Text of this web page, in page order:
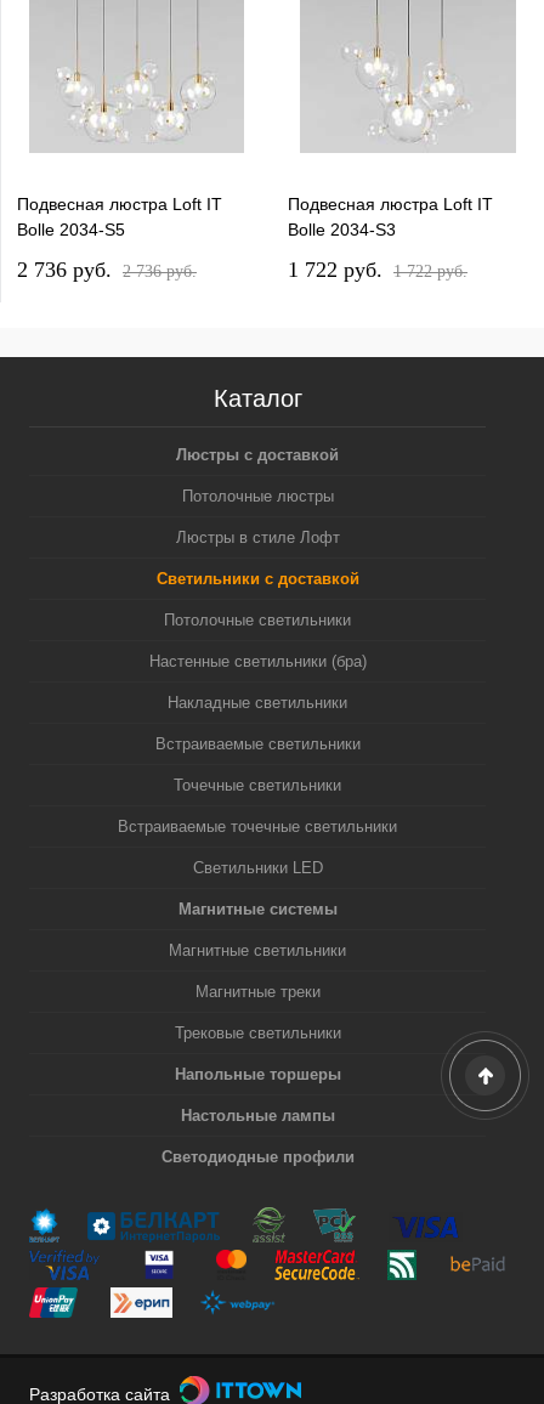
Подвесная люстра Loft IT
Bolle 2034-S5
2 736 pуб. 2 736 pуб.
Подвесная люстра Loft IT
Bolle 2034-S3
1 722 pуб. 1 722 pуб.
Каталог
Люстры с доставкой
Потолочные люстры
Люстры в стиле Лофт
Светильники с доставкой
Потолочные светильники
Настенные светильники (бра)
Накладные светильники
Встраиваемые светильники
Точечные светильники
Встраиваемые точечные светильники
Светильники LED
Магнитные системы
Магнитные светильники
Магнитные треки
Трековые светильники
Напольные торшеры
Настольные лампы
Светодиодные профили
Разработка сайта